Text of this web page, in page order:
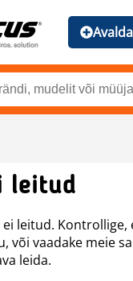
leitud
leitud. Kontrollige,
või vaadake meie
leida.